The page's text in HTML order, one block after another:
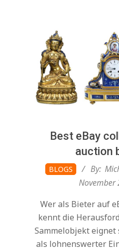
Best eBay
auction
2025-BLOGS By:
November
Wer als Bieter auf
kennt die
Sammelobjekt
als lohnenswerter